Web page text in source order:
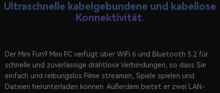
Ultraschnelle kabelgebundene und kabellose
Konnektivität.
Der Mini Fun9 Mini PC verfügt über WiFi 6 und Bluetooth 5.2 für
schnelle und zuverlässige drahtlose Verbindungen, so dass Sie
einfach und reibungslos Filme streamen, Spiele spielen und
Dateien herunterladen können. Außerdem bietet er zwei LAN-